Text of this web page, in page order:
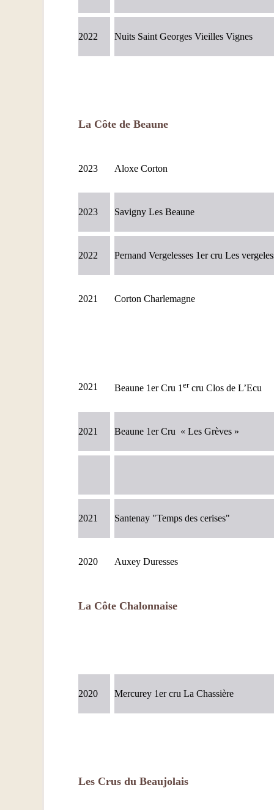
2022 Nuits Saint Georges Vieilles Vignes
La Côte de Beaune
2023 Aloxe Corton
2023 Savigny Les Beaune
2022 Pernand Vergelesses 1er cru Les
2021 Corton Charlemagne
2021 Beaune 1er Cru 1 ercru Clos de L’Ecu
2021 Beaune 1er Cru « Les Grèves »
2021 Santenay "Temps des cerises"
2020 Auxey Duresses
La Côte Chalonnaise
2020 Mercurey 1er cru La Chassière
Les Crus du Beaujolais